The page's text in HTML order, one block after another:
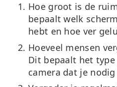
Hoe groot is de
bepaalt welk
hebt en hoe ver
Hoeveel mensen
Dit bepaalt het
camera dat je